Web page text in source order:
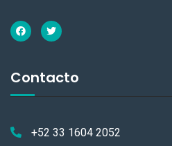
Contacto
+52 33 1604 2052